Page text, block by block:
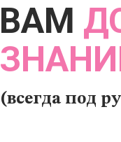
ВАМ
(всегда под